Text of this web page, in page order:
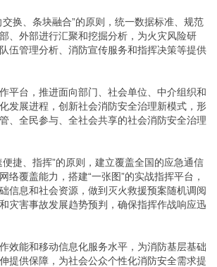
换、条块融合”的原则，统一数据标准、规范
、外部进行汇聚和挖掘分析，为火灾风险研
伍管理分析、消防宣传服务和指挥决策等提供
平台，推进面向部门、社会单位、中介组织和
发展进程，创新社会消防安全治理新模式，形
、全民参与、全社会共享的社会消防安全治理
捷、指挥”的原则，建立覆盖全国的应急通信
络覆盖能力，搭建“一张图”的实战指挥平台，
信息和社会资源，做到灭火救援预案随机调阅
灾害事故发展趋势预判，确保指挥作战响应迅
效能和移动信息化服务水平，为消防基层基础
提供保障，为社会公众个性化消防安全需求提